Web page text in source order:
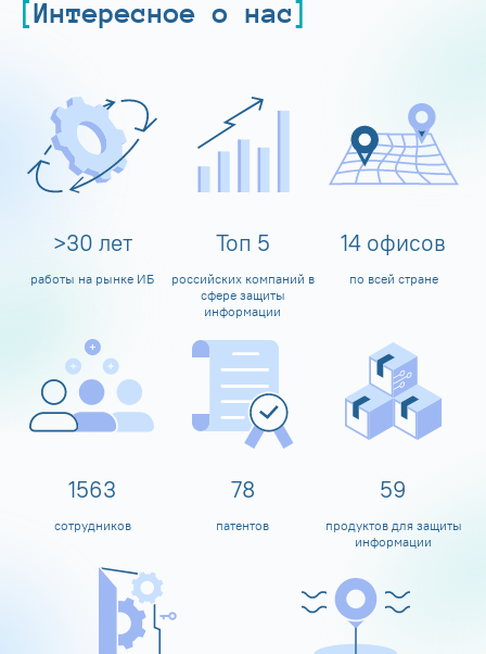
Интересное о нас
>30 лет
работы на рынке ИБ
Топ 5
российских компаний в
сфере защиты
информации
14 офисов
по всей стране
1600
сотрудников
80
патентов
60
продуктов для защиты
информации